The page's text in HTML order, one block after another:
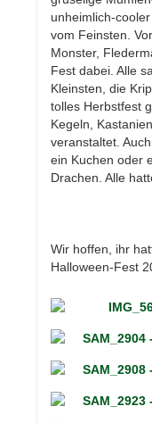
unheimlich-
vom Feinsten.
Monster,
Fest dabei. Alle
Kleinsten, die
tolles Herbstfest
Kegeln,
veranstaltet.
ein Kuchen oder
Drachen. Alle
Wir hoffen, ihr
Halloween-Fest